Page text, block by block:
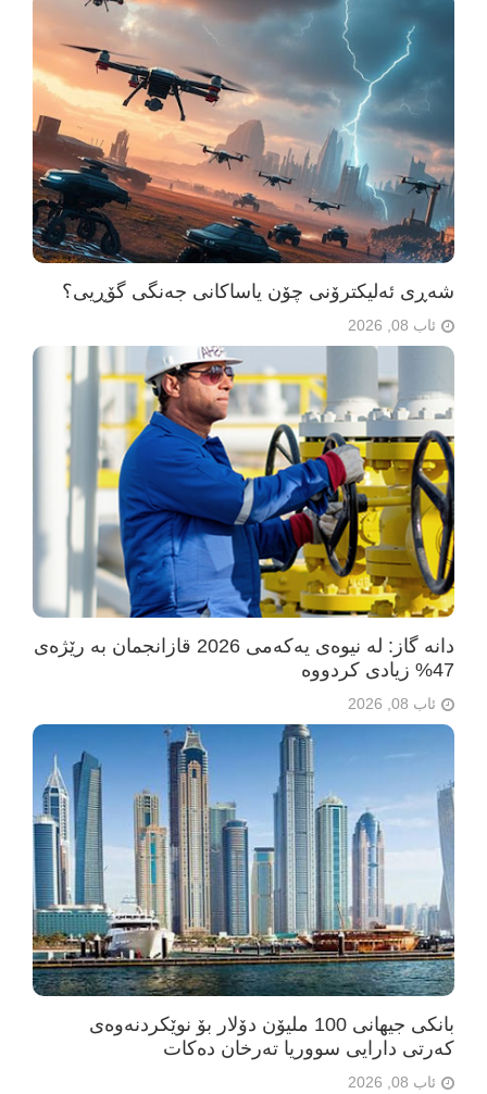
شەڕی ئەلیکترۆنی چۆن یاساکانی جەنگی گۆڕیی؟
ئاب 08, 2026
دانە گاز: لە نیوەی یەکەمی 2026 قازانجمان بە رێژەی
47% زیادی کردووە
ئاب 08, 2026
بانکی جیهانی 100 ملیۆن دۆلار بۆ نوێکردنەوەی
کەرتی دارایی سووریا تەرخان دەکات
ئاب 08, 2026